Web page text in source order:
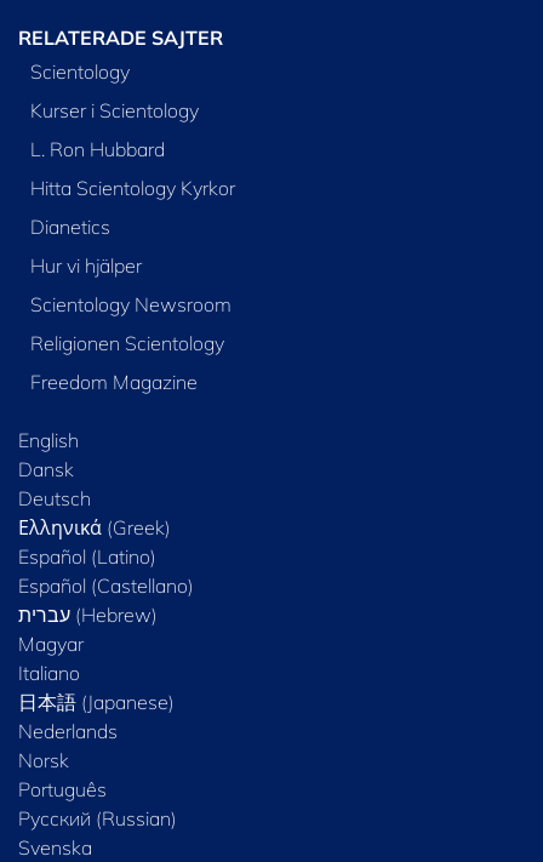
RELATERADE SAJTER
Scientology
Kurser i Scientology
L. Ron Hubbard
Hitta Scientology Kyrkor
Dianetics
Hur vi hjälper
Scientology Newsroom
Religionen Scientology
Freedom Magazine
English
Dansk
Deutsch
Ελληνικά (Greek)
Español (Latino)
Español (Castellano)
Magyar
Italiano
日本語 (Japanese)
Nederlands
Norsk
Português
Русский (Russian)
Svenska